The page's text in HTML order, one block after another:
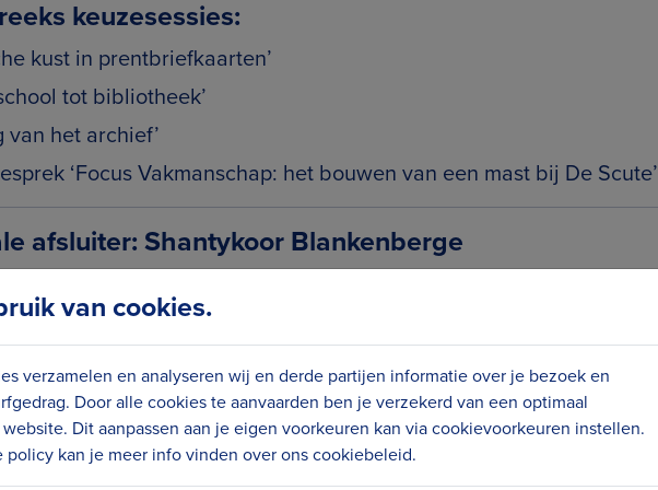
keuzesessies:
kust in prentbriefkaarten’
tot bibliotheek’
van het archief’
‘Focus Vakmanschap: het bouwen van een mast bij De Scute’
Shantykoor Blankenberge
het Belle Epoque Centrum
aan De Vrye Visscherye)
erfgoedverenigingen Blankenberge
van cookies.
verzamelen en analyseren wij en derde partijen informatie over je bezoek en
Door alle cookies te aanvaarden ben je verzekerd van een optimaal
Dit aanpassen aan je eigen voorkeuren kan via cookievoorkeuren instellen.
policy kan je meer info vinden over ons cookiebeleid.